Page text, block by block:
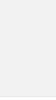
Aragaze,
Accesorii
Gratare